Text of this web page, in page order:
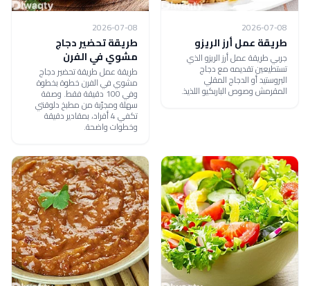
2026-07-08
طريقة عمل أرز الريزو
جربي طريقة عمل أرز الريزو الذي
تستطيعين تقديمه مع دجاج
البروستيد أو الدجاج المقلي
المقرمش وصوص الباربكيو اللذيذ.
2026-07-08
طريقة تحضير دجاج
مشوي في الفرن
طريقة عمل طريقة تحضير دجاج
مشوي في الفرن خطوة بخطوة
وفي 100 دقيقة فقط. وصفة
سهلة ومجرّبة من مطبخ دلوقتي
تكفي 4 أفراد، بمقادير دقيقة
وخطوات واضحة.